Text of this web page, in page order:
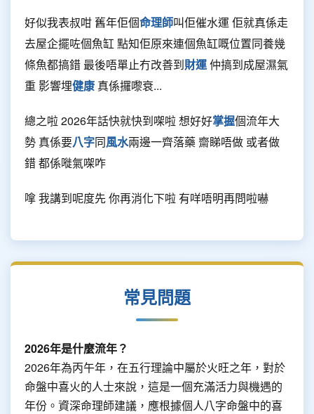
好似我表叔咁 舊年佢個命理師叫佢催水運 佢就真係走
去屋企擺咗個魚缸 點知佢原來連個魚缸嘅位置同養幾
條魚都搞錯 最後唔單止冇改善到財運仲搞到成屋濕氣
重 影響埋健康 真係攞嚟衰...
總之啦 2026年話快就快到㗎啦 想好好掌握個流年大
勢 真係要八字同風水兩邊一齊落藥 齋睇唔做 或者做
錯 都係嘥氣㗎咋
嗱 我講到呢度先 你再消化下啦 有咩唔明再問啦嚇
常見問題
2026年是什麼流年？
2026年為丙午年，在五行理論中屬於火旺之年，對於
命盤中喜火的人士來說，這是一個充滿活力與機遇的
年份。資深命理師建議，應根據個人八字命盤中的喜